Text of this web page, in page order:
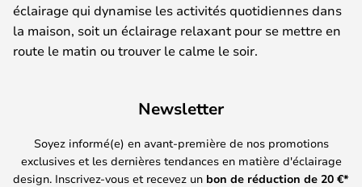
éclairage qui dynamise les activités quotidiennes dans
la maison, soit un éclairage relaxant pour se mettre en
route le matin ou trouver le calme le soir.
Newsletter
Soyez informé(e) en avant-première de nos promotions
exclusives et les dernières tendances en matière d'éclairage
design. Inscrivez-vous et recevez un bon de réduction de 20 €*